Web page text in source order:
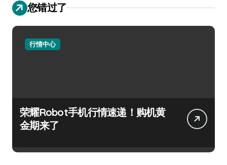
您错过了
行情中心
荣耀Robot手机行情速递！购机黄
金期来了